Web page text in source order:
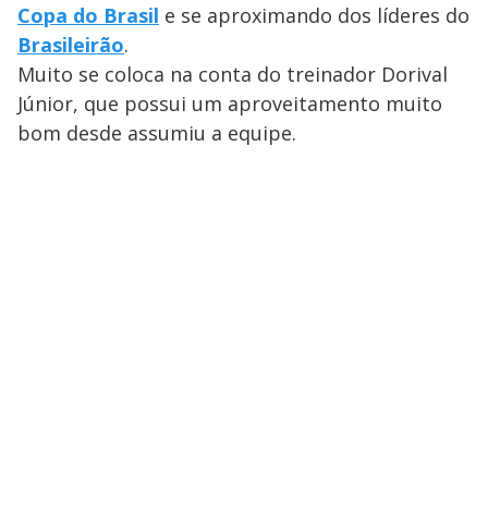
Copa do Brasil e se aproximando dos líderes do
Brasileirão.
Muito se coloca na conta do treinador Dorival
Júnior, que possui um aproveitamento muito
bom desde assumiu a equipe.